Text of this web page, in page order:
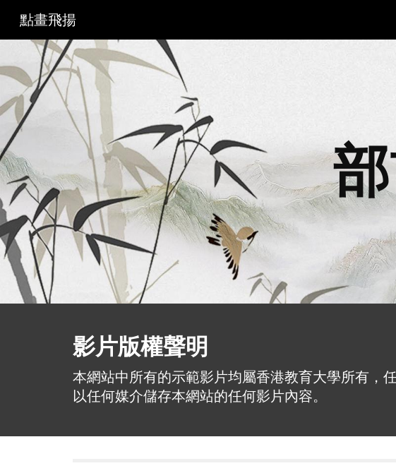
點畫飛揚
影片版權聲明
本網站中所有的示範影片均屬香港教育大學所有，
以任何媒介儲存本網站的任何影片內容。